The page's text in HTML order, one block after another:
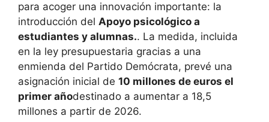
para acoger una innovación importante: la
introducción del Apoyo psicológico a
estudiantes y alumnas.. La medida, incluida
en la ley presupuestaria gracias a una
enmienda del Partido Demócrata, prevé una
asignación inicial de 10 millones de euros el
primer añodestinado a aumentar a 18,5
millones a partir de 2026.